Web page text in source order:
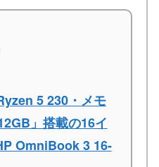
5 230・メモ
」搭載の16イ
OmniBook 3 16-